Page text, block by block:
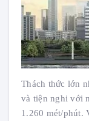
Thách thức lớn
và tiện nghi với
1.260 mét/phút.